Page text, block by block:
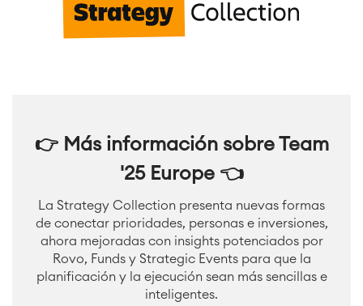
👉 Más información sobre Team
'25 Europe 👈
La Strategy Collection presenta nuevas formas
de conectar prioridades, personas e inversiones,
ahora mejoradas con insights potenciados por
Rovo, Funds y Strategic Events para que la
planificación y la ejecución sean más sencillas e
inteligentes.